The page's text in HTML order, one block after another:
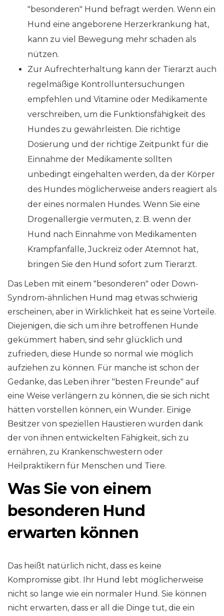
"besonderen" Hund befragt werden. Wenn ein
Hund eine angeborene Herzerkrankung hat,
kann zu viel Bewegung mehr schaden als
nützen.
Zur Aufrechterhaltung kann der Tierarzt auch
regelmäßige Kontrolluntersuchungen
empfehlen und Vitamine oder Medikamente
verschreiben, um die Funktionsfähigkeit des
Hundes zu gewährleisten. Die richtige
Dosierung und der richtige Zeitpunkt für die
Einnahme der Medikamente sollten
unbedingt eingehalten werden, da der Körper
des Hundes möglicherweise anders reagiert als
der eines normalen Hundes. Wenn Sie eine
Drogenallergie vermuten, z. B. wenn der
Hund nach Einnahme von Medikamenten
Krampfanfälle, Juckreiz oder Atemnot hat,
bringen Sie den Hund sofort zum Tierarzt.
Das Leben mit einem "besonderen" oder Down-
Syndrom-ähnlichen Hund mag etwas schwierig
erscheinen, aber in Wirklichkeit hat es seine Vorteile.
Diejenigen, die sich um ihre betroffenen Hunde
gekümmert haben, sind sehr glücklich und
zufrieden, diese Hunde so normal wie möglich
aufziehen zu können. Für manche ist schon der
Gedanke, das Leben ihrer "besten Freunde" auf
eine Weise verlängern zu können, die sie sich nicht
hätten vorstellen können, ein Wunder. Einige
Besitzer von speziellen Haustieren wurden dank
der von ihnen entwickelten Fähigkeit, sich zu
ernähren, zu Krankenschwestern oder
Heilpraktikern für Menschen und Tiere.
Was Sie von einem
besonderen Hund
erwarten können
Das heißt natürlich nicht, dass es keine
Kompromisse gibt. Ihr Hund lebt möglicherweise
nicht so lange wie ein normaler Hund. Sie können
nicht erwarten, dass er all die Dinge tut, die ein